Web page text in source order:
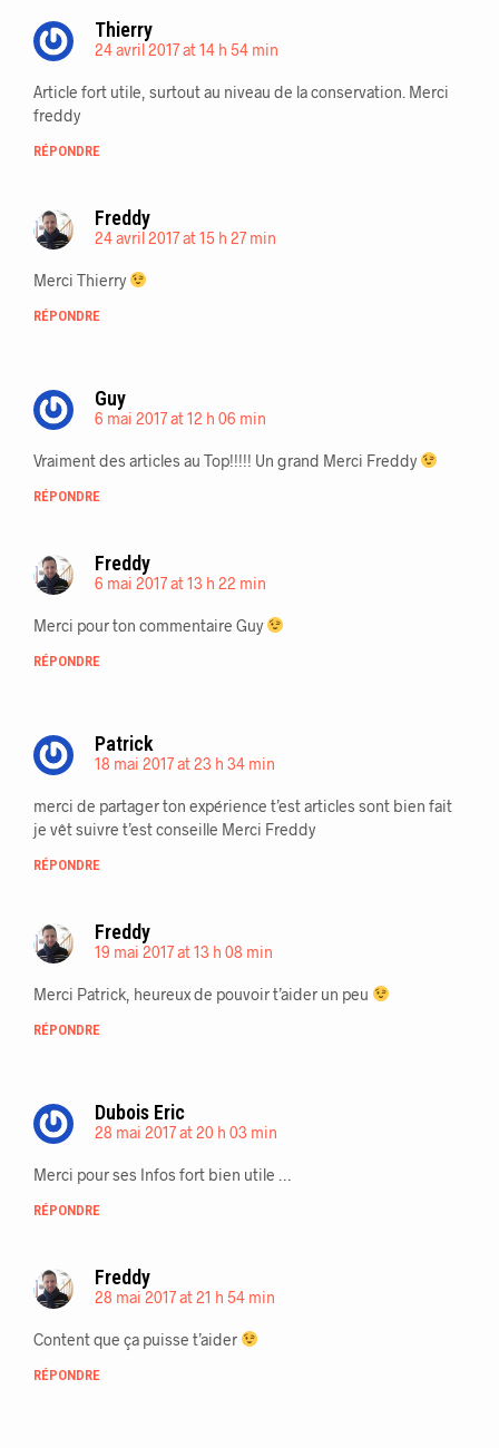
Thierry
24 avril 2017 at 14 h 54 min
Article fort utile, surtout au niveau de la conservation. Merci
freddy
RÉPONDRE
Freddy
24 avril 2017 at 15 h 27 min
Merci Thierry
RÉPONDRE
Guy
6 mai 2017 at 12 h 06 min
Vraiment des articles au Top!!!!! Un grand Merci Freddy
RÉPONDRE
Freddy
6 mai 2017 at 13 h 22 min
Merci pour ton commentaire Guy
RÉPONDRE
Patrick
18 mai 2017 at 23 h 34 min
merci de partager ton expérience t’est articles sont bien fait
je vêt suivre t’est conseille Merci Freddy
RÉPONDRE
Freddy
19 mai 2017 at 13 h 08 min
Merci Patrick, heureux de pouvoir t’aider un peu
RÉPONDRE
Dubois Eric
28 mai 2017 at 20 h 03 min
Merci pour ses Infos fort bien utile …
RÉPONDRE
Freddy
28 mai 2017 at 21 h 54 min
Content que ça puisse t’aider
RÉPONDRE